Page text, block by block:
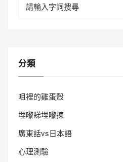
for:
分類
咀裡的雞蛋殼
埋嚟睇埋嚟揀
廣東話vs日本語
心理測驗